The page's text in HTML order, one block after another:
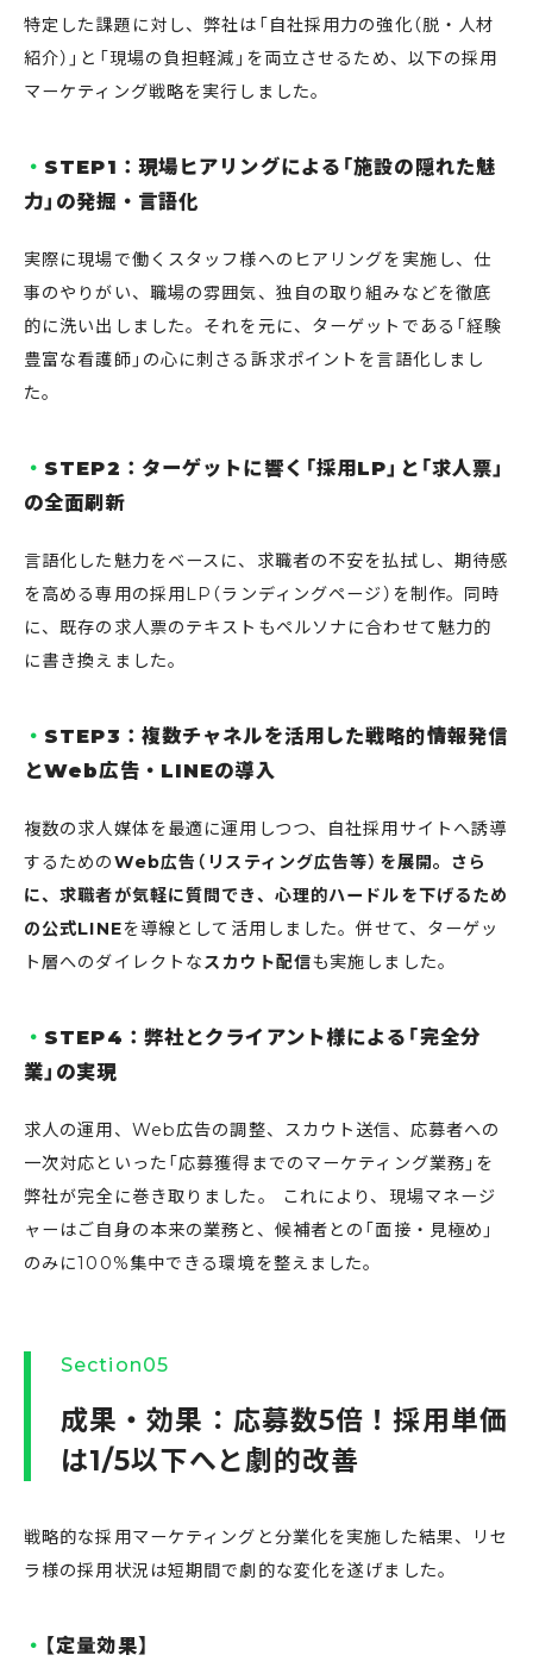
特定した課題に対し、弊社は「自社採用力の強化（脱・人材
紹介）」と「現場の負担軽減」を両立させるため、以下の採用
マーケティング戦略を実行しました。
STEP1：現場ヒアリングによる「施設の隠れた魅
力」の発掘・言語化
実際に現場で働くスタッフ様へのヒアリングを実施し、仕
事のやりがい、職場の雰囲気、独自の取り組みなどを徹底
的に洗い出しました。それを元に、ターゲットである「経験
豊富な看護師」の心に刺さる訴求ポイントを言語化しまし
た。
STEP2：ターゲットに響く「採用LP」と「求人票」
の全面刷新
言語化した魅力をベースに、求職者の不安を払拭し、期待感
を高める専用の採用LP（ランディングページ）を制作。同時
に、既存の求人票のテキストもペルソナに合わせて魅力的
に書き換えました。
STEP3：複数チャネルを活用した戦略的情報発信
とWeb広告・LINEの導入
複数の求人媒体を最適に運用しつつ、自社採用サイトへ誘導
するためのWeb広告（リスティング広告等）を展開。さら
に、求職者が気軽に質問でき、心理的ハードルを下げるため
の公式LINEを導線として活用しました。併せて、ターゲッ
ト層へのダイレクトなスカウト配信も実施しました。
STEP4：弊社とクライアント様による「完全分
業」の実現
求人の運用、Web広告の調整、スカウト送信、応募者への
一次対応といった「応募獲得までのマーケティング業務」を
弊社が完全に巻き取りました。 これにより、現場マネージ
ャーはご自身の本来の業務と、候補者との「面接・見極め」
のみに100%集中できる環境を整えました。
Section05
成果・効果：応募数5倍！採用単価
は1/5以下へと劇的改善
戦略的な採用マーケティングと分業化を実施した結果、リセ
ラ様の採用状況は短期間で劇的な変化を遂げました。
【定量効果】